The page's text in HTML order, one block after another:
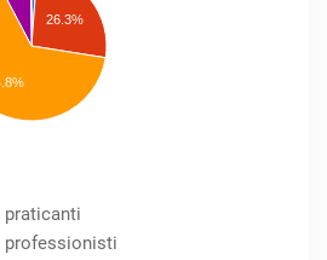
26.3%
praticanti
professionisti